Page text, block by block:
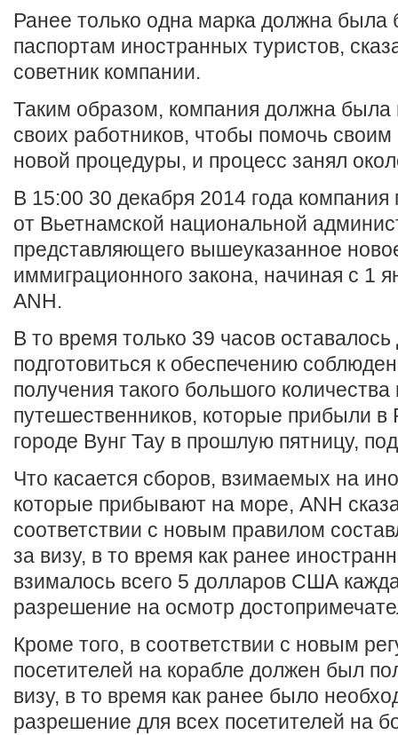
Ранее только одна марка должна была
паспортам иностранных туристов,
советник компании.
Таким образом, компания должна была
своих работников, чтобы помочь
новой процедуры, и процесс занял
В 15:00 30 декабря 2014 года
от Вьетнамской национальной
представляющего вышеуказанное
иммиграционного закона, начиная с 1
ANH.
В то время только 39 часов
подготовиться к обеспечению
получения такого большого
путешественников, которые прибыли
городе Вунг Тау в прошлую пятницу,
Что касается сборов, взимаемых на
которые прибывают на море, ANH
соответствии с новым правилом
за визу, в то время как ранее
взималось всего 5 долларов США
разрешение на осмотр
Кроме того, в соответствии с новым
посетителей на корабле должен был
визу, в то время как ранее было
разрешение для всех посетителей на